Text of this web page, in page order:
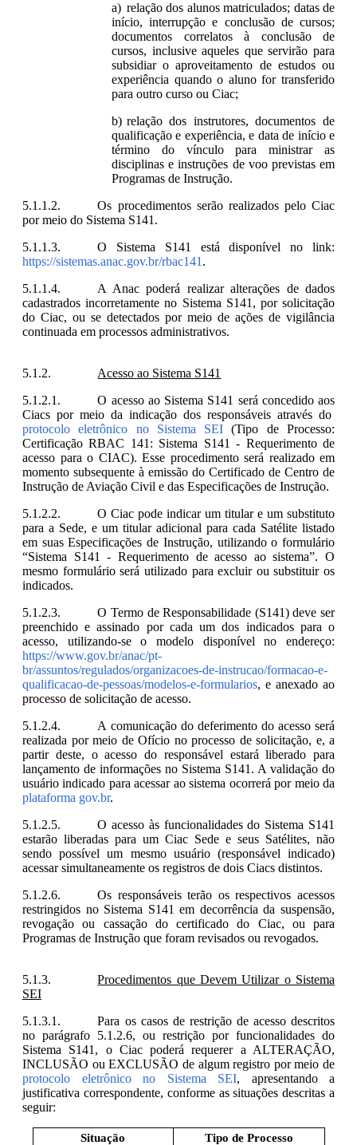
relação dos alunos matriculados; datas de
início, interrupção e conclusão de cursos;
documentos correlatos à conclusão de
cursos, inclusive aqueles que servirão para
subsidiar o aproveitamento de estudos ou
experiência quando o aluno for transferido
para outro curso ou Ciac;
relação dos instrutores, documentos de
qualificação e experiência, e data de início e
término do vínculo para ministrar as
disciplinas e instruções de voo previstas em
Programas de Instrução.
Os procedimentos serão realizados pelo Ciac
por meio do Sistema S141.
O Sistema S141 está disponível no link:
https://sistemas.anac.gov.br/rbac141.
A Anac poderá realizar alterações de dados
cadastrados incorretamente no Sistema S141, por solicitação
do Ciac, ou se detectados por meio de ações de vigilância
continuada em processos administrativos.
Acesso ao Sistema S141
O acesso ao Sistema S141 será concedido aos
Ciacs por meio da indicação dos responsáveis através do
protocolo eletrônico no Sistema SEI (Tipo de Processo:
Certificação RBAC 141: Sistema S141 - Requerimento de
acesso para o CIAC). Esse procedimento será realizado em
momento subsequente à emissão do Certificado de Centro de
Instrução de Aviação Civil e das Especificações de Instrução.
O Ciac pode indicar um titular e um substituto
para a Sede, e um titular adicional para cada Satélite listado
em suas Especificações de Instrução, utilizando o formulário
“Sistema S141 - Requerimento de acesso ao sistema”. O
mesmo formulário será utilizado para excluir ou substituir os
indicados.
O Termo de Responsabilidade (S141) deve ser
preenchido e assinado por cada um dos indicados para o
acesso, utilizando-se o modelo disponível no endereço:
https://www.gov.br/anac/pt-
br/assuntos/regulados/organizacoes-de-instrucao/formacao-e-
qualificacao-de-pessoas/modelos-e-formularios, e anexado ao
processo de solicitação de acesso.
A comunicação do deferimento do acesso será
realizada por meio de Ofício no processo de solicitação, e, a
partir deste, o acesso do responsável estará liberado para
lançamento de informações no Sistema S141. A validação do
usuário indicado para acessar ao sistema ocorrerá por meio da
plataforma gov.br.
O acesso às funcionalidades do Sistema S141
estarão liberadas para um Ciac Sede e seus Satélites, não
sendo possível um mesmo usuário (responsável indicado)
acessar simultaneamente os registros de dois Ciacs distintos.
Os responsáveis terão os respectivos acessos
restringidos no Sistema S141 em decorrência da suspensão,
revogação ou cassação do certificado do Ciac, ou para
Programas de Instrução que foram revisados ou revogados.
Procedimentos que Devem Utilizar o Sistema
SEI
Para os casos de restrição de acesso descritos
no parágrafo 5.1.2.6, ou restrição por funcionalidades do
Sistema S141, o Ciac poderá requerer a ALTERAÇÃO,
INCLUSÃO ou EXCLUSÃO de algum registro por meio de
protocolo eletrônico no Sistema SEI, apresentando a
justificativa correspondente, conforme as situações descritas a
seguir:
Situação
Tipo de Processo